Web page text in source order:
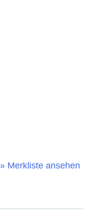
» Merkliste ansehen